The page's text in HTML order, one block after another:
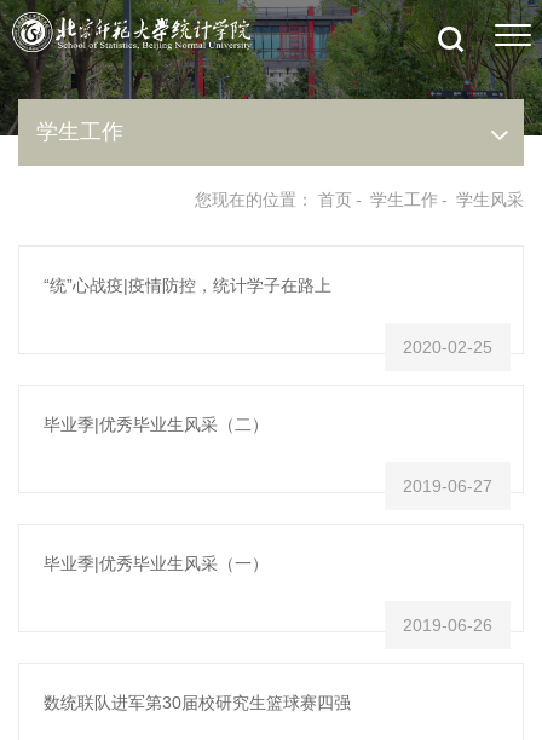
学生工作
您现在的位置： 首页- 学生工作- 学生风采
“统”心战疫|疫情防控，统计学子在路上
2020-02-25
毕业季|优秀毕业生风采（二）
2019-06-27
毕业季|优秀毕业生风采（一）
2019-06-26
数统联队进军第30届校研究生篮球赛四强